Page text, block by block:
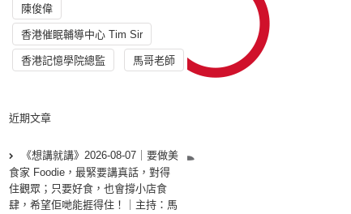
陳俊偉
香港催眠輔導中心 Tim Sir
香港記憶學院總監 馬哥老師
近期文章
《想講就講》2026-08-07｜要做美
食家 Foodie，最緊要講真話，對得
住觀眾；只要好食，也會撐小店食
肆，希望佢哋能捱得住！｜主持：馬